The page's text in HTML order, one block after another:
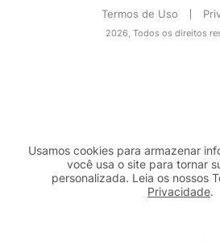
Termos de Uso
2026, Todos os direitos
Usamos cookies para armazenar
você usa o site para tornar
personalizada. Leia os nossos
Privacidade.